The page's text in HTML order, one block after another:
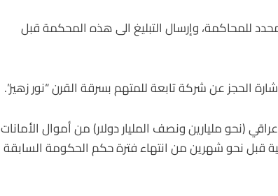
للمحاكمة، وإرسال التبليغ الى هذه المحكمة قبل
مبلغ 3.7 تريليون دينار عراقي (نحو مليارين ونصف المليار دولار) من أموال الأمانات
قبل نحو شهرين من انتهاء فترة حكم الحكومة السابقة